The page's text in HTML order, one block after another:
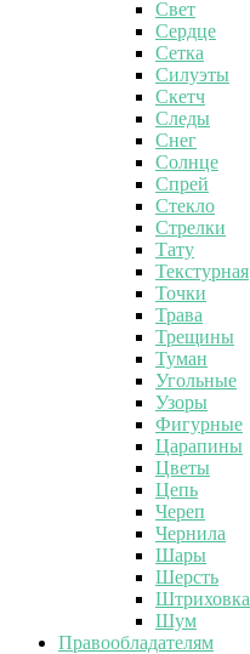
Свет
Сердце
Сетка
Силуэты
Скетч
Следы
Снег
Солнце
Спрей
Стекло
Стрелки
Тату
Текстурная
Точки
Трава
Трещины
Туман
Угольные
Узоры
Фигурные
Царапины
Цветы
Цепь
Череп
Чернила
Шары
Шерсть
Штриховка
Шум
Правообладателям